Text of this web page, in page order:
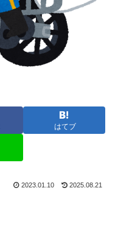
はてブ
2023.01.10 2025.08.21